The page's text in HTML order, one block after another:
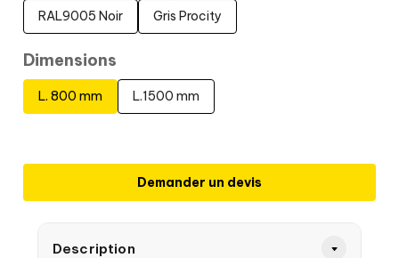
RAL9005 Noir Gris Procity
Dimensions
L. 800 mm L.1500 mm
Demander un devis
Description